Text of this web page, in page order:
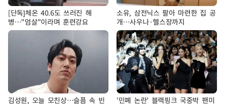
[단독]체온 40.6도 쓰러진 해
병…"엄살"이라며 훈련강요
소유, 삼전닉스 팔아 마련한 집 공
개…사우나·헬스장까지
김성원, 오늘 모친상…슬픔 속 빈 '민폐 논란' 블랙핑크 국중박 팬미